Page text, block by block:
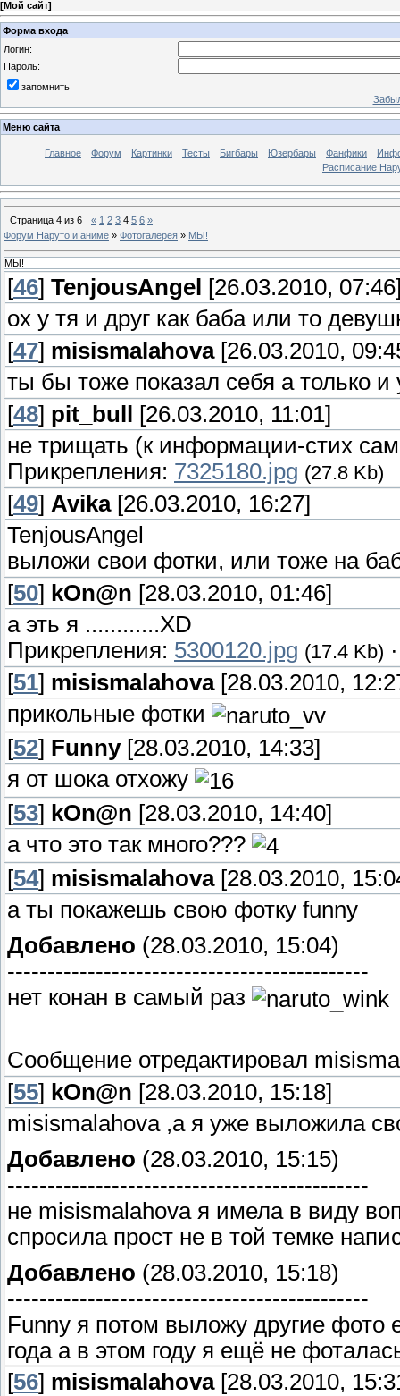
[Мой сайт]
Форма входа
Логин:
Пароль:
запомнить
Меню сайта
Главное Форум Картинки Тесты Бигбары Юзербары Фанфики
Расписание
Страница 4 из 6 « 1 2 3 4 5 6 »
Форум Наруто и аниме » Фотогалерея » МЫ!
МЫ!
[46] TenjousAngel
[26.03.2010,
ох у тя и друг как баба или то
[47] misismalahova[26.03.2010,
ты бы тоже показал себя а только
[48] pit_bull
[26.03.2010, 11:01]
не трищать (к информации-стих
Прикрепления: 7325180.jpg (27.8 Kb)
[49] Avika[26.03.2010, 16:27]
TenjousAngel
выложи свои фотки, или тоже на
[50] kOn@n [28.03.2010, 01:46]
а эть я ............XD
Прикрепления: 5300120.jpg (17.4 Kb)
[51] misismalahova[28.03.2010,
прикольные фотки
[52] Funny[28.03.2010, 14:33]
я от шока отхожу
[53] kOn@n [28.03.2010, 14:40]
а что это так много???
[54] misismalahova[28.03.2010,
а ты покажешь свою фотку funny
Добавлено (28.03.2010, 15:04)
---------------------------------------------
нет конан в самый раз
Сообщение отредактировал
[55] kOn@n [28.03.2010, 15:18]
misismalahova ,а я уже выложила
Добавлено (28.03.2010, 15:15)
---------------------------------------------
не misismalahova я имела в виду
спросила прост не в той темке
Добавлено (28.03.2010, 15:18)
---------------------------------------------
Funny я потом выложу другие фото
года а в этом году я ещё не
[56] misismalahova[28.03.2010,